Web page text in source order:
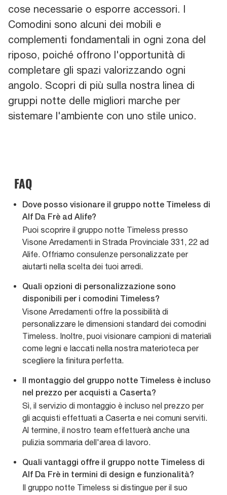
cose necessarie o esporre accessori. I
Comodini sono alcuni dei mobili e
complementi fondamentali in ogni zona del
riposo, poiché offrono l'opportunità di
completare gli spazi valorizzando ogni
angolo. Scopri di più sulla nostra linea di
gruppi notte delle migliori marche per
sistemare l'ambiente con uno stile unico.
FAQ
Dove posso visionare il gruppo notte Timeless di
Alf Da Frè ad Alife?
Puoi scoprire il gruppo notte Timeless presso
Visone Arredamenti in Strada Provinciale 331, 22 ad
Alife. Offriamo consulenze personalizzate per
aiutarti nella scelta dei tuoi arredi.
Quali opzioni di personalizzazione sono
disponibili per i comodini Timeless?
Visone Arredamenti offre la possibilità di
personalizzare le dimensioni standard dei comodini
Timeless. Inoltre, puoi visionare campioni di materiali
come legni e laccati nella nostra materioteca per
scegliere la finitura perfetta.
Il montaggio del gruppo notte Timeless è incluso
nel prezzo per acquisti a Caserta?
Sì, il servizio di montaggio è incluso nel prezzo per
gli acquisti effettuati a Caserta e nei comuni serviti.
Al termine, il nostro team effettuerà anche una
pulizia sommaria dell'area di lavoro.
Quali vantaggi offre il gruppo notte Timeless di
Alf Da Frè in termini di design e funzionalità?
Il gruppo notte Timeless si distingue per il suo